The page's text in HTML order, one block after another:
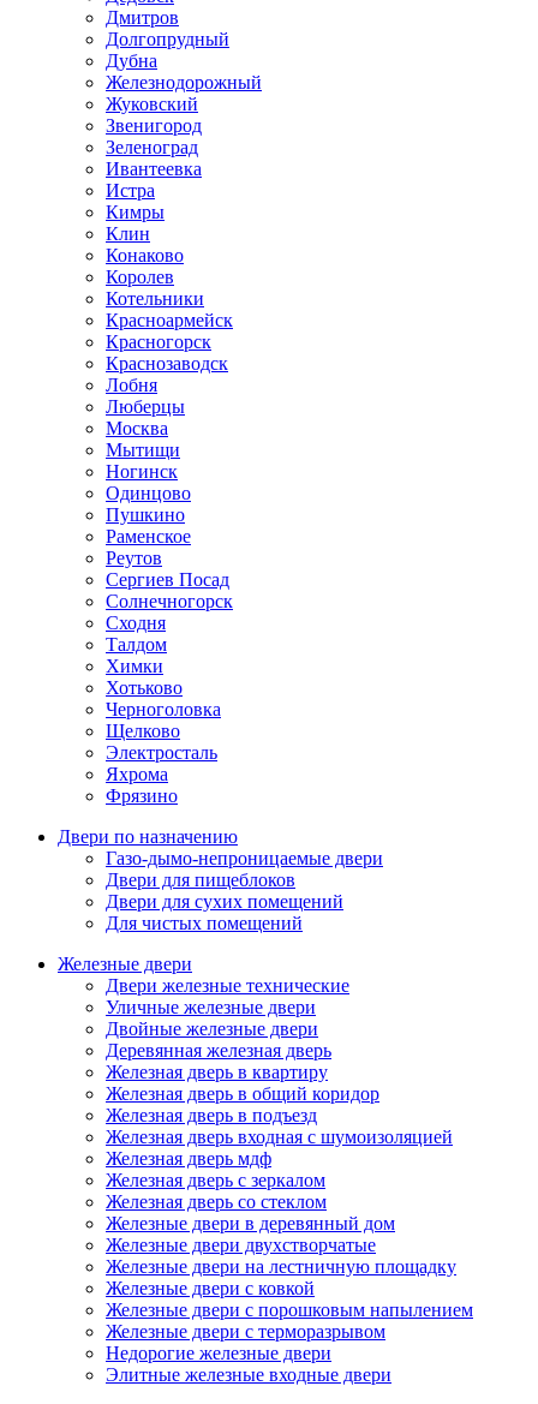
Дмитров
Долгопрудный
Дубна
Железнодорожный
Жуковский
Звенигород
Зеленоград
Ивантеевка
Истра
Кимры
Клин
Конаково
Королев
Котельники
Красноармейск
Красногорск
Краснозаводск
Лобня
Люберцы
Москва
Мытищи
Ногинск
Одинцово
Пушкино
Раменское
Реутов
Сергиев Посад
Солнечногорск
Сходня
Талдом
Химки
Хотьково
Черноголовка
Щелково
Электросталь
Яхрома
Фрязино
Двери по назначению
Газо-дымо-непроницаемые двери
Двери для пищеблоков
Двери для сухих помещений
Для чистых помещений
Железные двери
Двери железные технические
Уличные железные двери
Двойные железные двери
Деревянная железная дверь
Железная дверь в квартиру
Железная дверь в общий коридор
Железная дверь в подъезд
Железная дверь входная с шумоизоляцией
Железная дверь мдф
Железная дверь с зеркалом
Железная дверь со стеклом
Железные двери в деревянный дом
Железные двери двухстворчатые
Железные двери на лестничную площадку
Железные двери с ковкой
Железные двери с порошковым напылением
Железные двери с терморазрывом
Недорогие железные двери
Элитные железные входные двери